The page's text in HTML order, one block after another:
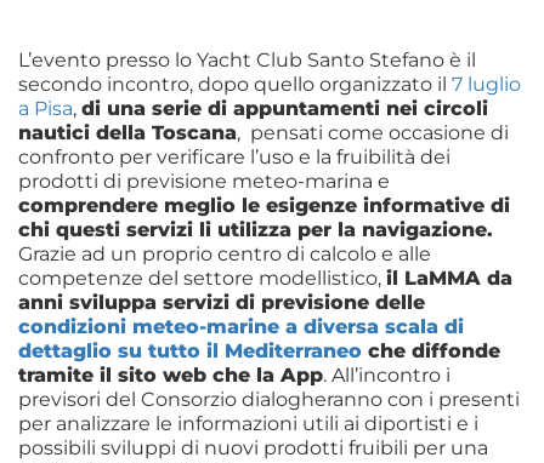
L’evento presso lo Yacht Club Santo Stefano è il
secondo incontro, dopo quello organizzato il 7 luglio
a Pisa, di una serie di appuntamenti nei circoli
nautici della Toscana, pensati come occasione di
confronto per verificare l’uso e la fruibilità dei
prodotti di previsione meteo-marina e
comprendere meglio le esigenze informative di
chi questi servizi li utilizza per la navigazione.
Grazie ad un proprio centro di calcolo e alle
competenze del settore modellistico, il LaMMA da
anni sviluppa servizi di previsione delle
condizioni meteo-marine a diversa scala di
dettaglio su tutto il Mediterraneo che diffonde
tramite il sito web che la App. All’incontro i
previsori del Consorzio dialogheranno con i presenti
per analizzare le informazioni utili ai diportisti e i
possibili sviluppi di nuovi prodotti fruibili per una